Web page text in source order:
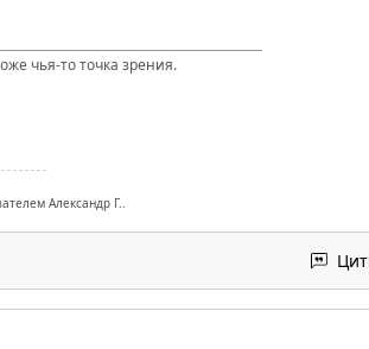
чья-то точка зрения.
Александр Г..